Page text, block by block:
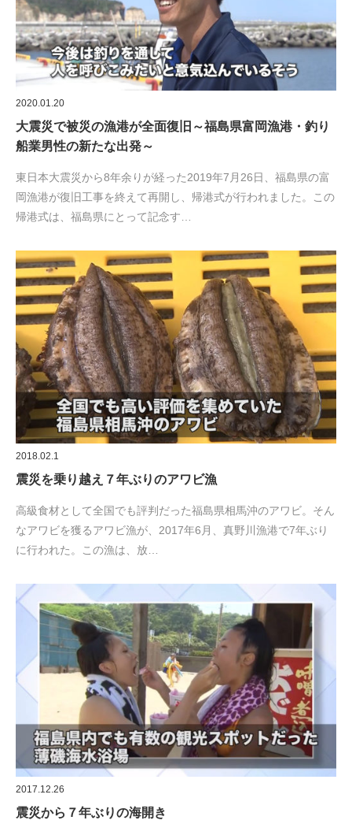
2020.01.20
大震災で被災の漁港が全面復旧～福島県富岡漁港・釣り
船業男性の新たな出発～
東日本大震災から8年余りが経った2019年7月26日、福島県の富
岡漁港が復旧工事を終えて再開し、帰港式が行われました。この
帰港式は、福島県にとって記念す…
2018.02.1
震災を乗り越え７年ぶりのアワビ漁
高級食材として全国でも評判だった福島県相馬沖のアワビ。そん
なアワビを獲るアワビ漁が、2017年6月、真野川漁港で7年ぶり
に行われた。この漁は、放…
2017.12.26
震災から７年ぶりの海開き